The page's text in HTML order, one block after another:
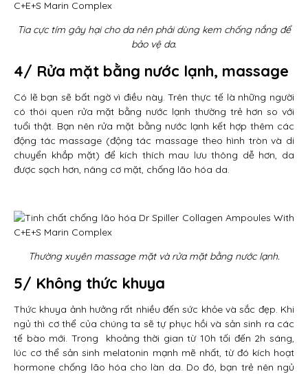
Tia cực tím gây hại cho da nên phải dùng kem chống nắng để
bảo vệ da.
4/ Rửa mặt bằng nước lạnh, massage
Có lẽ bạn sẽ bất ngờ vì điều này. Trên thực tế là những người
có thói quen rửa mặt bằng nước lạnh thường trẻ hơn so với
tuổi thật. Bạn nên rửa mặt bằng nước lạnh kết hợp thêm các
động tác massage (động tác massage theo hình tròn và di
chuyển khắp mặt) để kích thích mau lưu thông dễ hơn, da
được sạch hơn, nâng cơ mặt, chống lão hóa da.
Thường xuyên massage mặt và rửa mặt bằng nước lạnh.
5/ Không thức khuya
Thức khuya ảnh hưởng rất nhiều đến sức khỏe và sắc đẹp. Khi
ngủ thì cơ thể của chúng ta sẽ tự phục hồi và sản sinh ra các
tế bào mới. Trong khoảng thời gian từ 10h tối đến 2h sáng,
lúc cơ thể sản sinh melatonin mạnh mẽ nhất, từ đó kích hoạt
hormone chống lão hóa cho làn da. Do đó, bạn trẻ nên ngủ